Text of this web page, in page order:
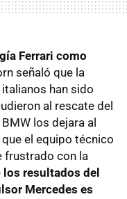
Ferrari como
señaló que la
han sido
al rescate del
los dejara al
el equipo técnico
frustrado con la
los resultados del
Mercedes es